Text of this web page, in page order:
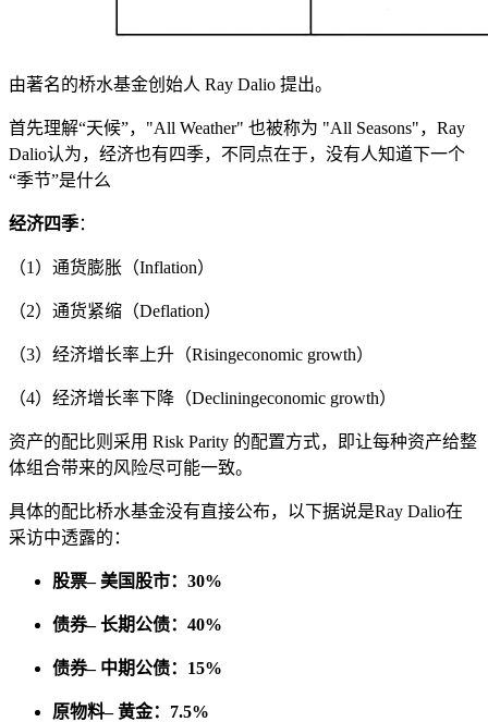
由著名的桥水基金创始人 Ray Dalio 提出。
首先理解“天候”，"All Weather" 也被称为 "All Seasons"，Ray
Dalio认为，经济也有四季，不同点在于，没有人知道下一个
“季节”是什么
经济四季：
（1）通货膨胀（Inflation）
（2）通货紧缩（Deflation）
（3）经济增长率上升（Risingeconomic growth）
（4）经济增长率下降（Decliningeconomic growth）
资产的配比则采用 Risk Parity 的配置方式，即让每种资产给整
体组合带来的风险尽可能一致。
具体的配比桥水基金没有直接公布，以下据说是Ray Dalio在
采访中透露的：
股票– 美国股市：30%
债券– 长期公债：40%
债券– 中期公债：15%
原物料– 黄金：7.5%